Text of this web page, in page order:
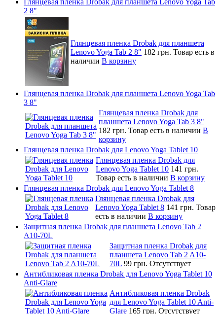
2 8"
Глянцевая пленка Drobak для планшета
Lenovo Yoga Tab 2 8" 182 грн. Товар есть в
наличии В корзину
Глянцевая пленка Drobak для планшета Lenovo Yoga Tab
3 8"
Глянцевая пленка Drobak для
планшета Lenovo Yoga Tab 3 8"
182 грн. Товар есть в наличии В
корзину
Глянцевая пленка Drobak для Lenovo Yoga Tablet 10
Глянцевая пленка Drobak для
Lenovo Yoga Tablet 10 141 грн.
Товар есть в наличии В корзину
Глянцевая пленка Drobak для Lenovo Yoga Tablet 8
Глянцевая пленка Drobak для
Lenovo Yoga Tablet 8 141 грн. Товар
есть в наличии В корзину
Защитная пленка Drobak для планшета Lenovo Tab 2
A10-70L
Защитная пленка Drobak для
планшета Lenovo Tab 2 A10-
70L 99 грн. Отсутствует
Антибликовая пленка Drobak для Lenovo Yoga Tablet 10
Anti-Glare
Антибликовая пленка Drobak
для Lenovo Yoga Tablet 10 Anti-
Glare 165 грн. Отсутствует